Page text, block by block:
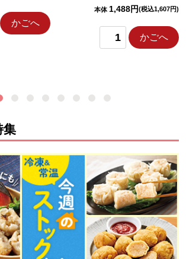
かごへ
本体 1,488円(税込1,607円)
かごへ
集